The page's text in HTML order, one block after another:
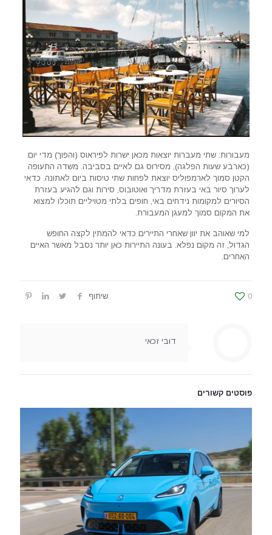
מעבורות: שתי מעברות יוצאות מכאן ישרות לפיראוס (והפוך) מדי יום
(כארבע שעות הפלגה), מסירוס גם לאיים בסביבה. משדה התעופה
הקטן סמוך לארמפוליס יוצאת לפחות שתי טיסות ביום לאתונה. כדאי
לערוך סיור באי בעזרת מדריך ואוטובוס, סירות וגם להגיע בעזרת
הסיורים למקומות נידחים באי, חופים בלתי מטויליים תוכלו למצוא
את המקום סמוך למעגן המעבורת.
למי שאוהב את יוון שאחרי התיירים כדאי להמתין לקצה החופש
הגדול, זה מקום נפלא. בעונה התיירות כאן יותר נסבל מאשר האיים
האחרים.
שיתוף 0
דובי זכאי
פוסטים קשורים